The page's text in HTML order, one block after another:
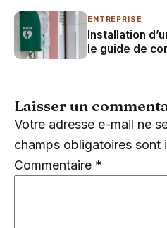
ENTREPRISE
Installation
le guide de
Laisser un
Votre adresse e-mail ne
champs obligatoires sont
Commentaire *